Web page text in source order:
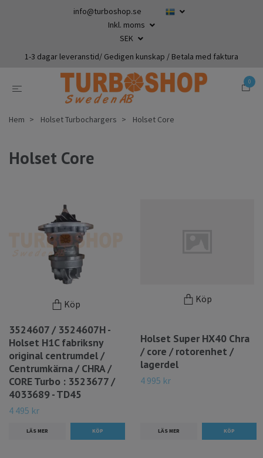
info@turboshop.se
Inkl. moms
SEK
1-3 dagar leveranstid/ Gedigen kunskap / Betala med faktura
0
Hem Holset Turbochargers Holset Core
Holset Core
Köp
3524607 / 3524607H -
Holset H1C fabriksny
original centrumdel /
Centrumkärna / CHRA /
CORE Turbo : 3523677 /
4033689 - TD45
4 495 kr
LÄS MER
Köp
Holset Super HX40 Chra
/ core / rotorenhet /
lagerdel
4 995 kr
LÄS MER